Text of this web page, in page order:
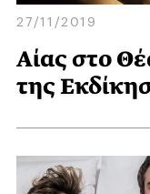
27/11/2019
Αίας στο
της